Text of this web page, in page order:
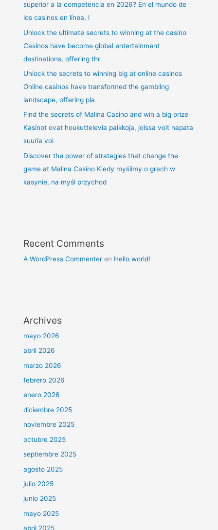
superior a la competencia en 2026? En el mundo de
los casinos en línea, l
Unlock the ultimate secrets to winning at the casino
Casinos have become global entertainment
destinations, offering thr
Unlock the secrets to winning big at online casinos
Online casinos have transformed the gambling
landscape, offering pla
Find the secrets of Malina Casino and win a big prize
Kasinot ovat houkuttelevia paikkoja, joissa voit napata
suuria voi
Discover the power of strategies that change the
game at Malina Casino Kiedy myślimy o grach w
kasynie, na myśl przychod
Recent Comments
A WordPress Commenter en Hello world!
Archives
mayo 2026
abril 2026
marzo 2026
febrero 2026
enero 2026
diciembre 2025
noviembre 2025
octubre 2025
septiembre 2025
agosto 2025
julio 2025
junio 2025
mayo 2025
abril 2025